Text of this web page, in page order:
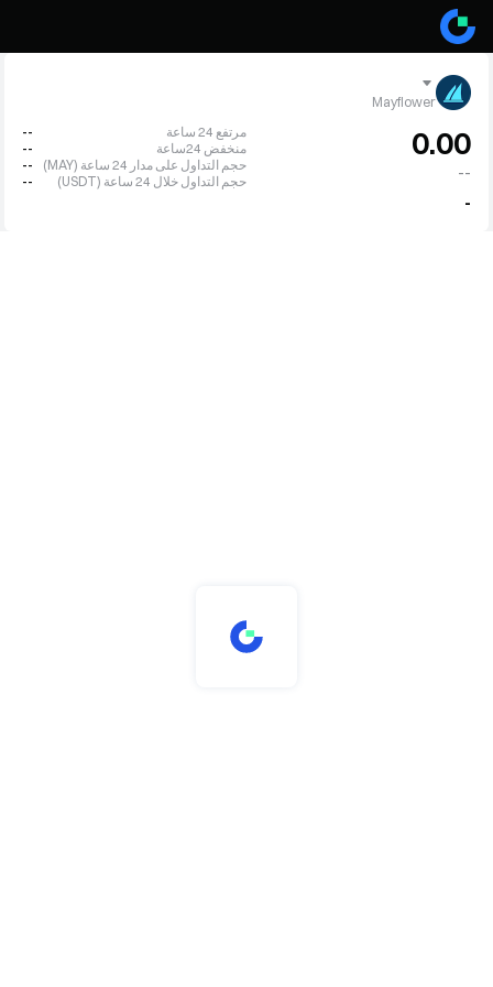
Mayflower
0.00
--
-
مرتفع 24 ساعة
--
منخفض 24ساعة
--
حجم التداول على مدار 24 ساعة (MAY)
--
حجم التداول خلال 24 ساعة (USDT)
--